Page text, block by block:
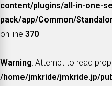
content/plugins/all-in-one-
pack/app/Common/
on line 370
Warning: Attempt to read
/home/jmkride/jmkride.jp/